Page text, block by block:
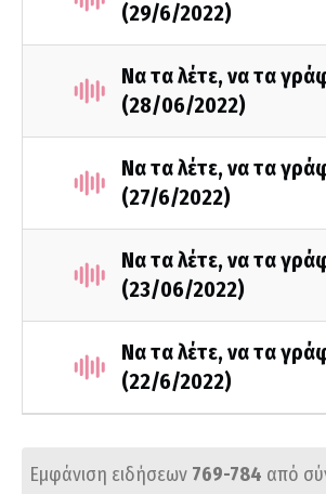
(29/6/2022)
Να τα λέτε, να τα
(28/06/2022)
Να τα λέτε, να τα
(27/6/2022)
Να τα λέτε, να τα
(23/06/2022)
Να τα λέτε, να τα
(22/6/2022)
Εμφάνιση ειδήσεων 769-784 από